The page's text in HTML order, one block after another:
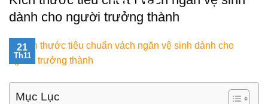
dành cho người trưởng thành
21
Th11
Mục Lục